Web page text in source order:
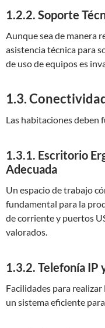
1.2.2. Soporte
Aunque sea de manera
asistencia técnica para
de uso de equipos es
1.3.
Las habitaciones deben
1.3.1. Escritorio
Adecuada
Un espacio de trabajo
fundamental para la
de corriente y puertos
valorados.
1.3.2. Telefonía IP
Facilidades para
un sistema eficiente